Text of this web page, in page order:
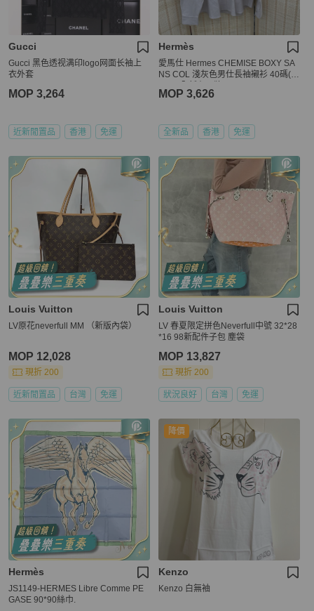
Gucci
Gucci 黑色透视满印logo网面长袖上
衣外套
MOP 3,264
近新閒置品 香港 免運
Hermès
愛馬仕 Hermes CHEMISE BOXY SA
NS COL 淺灰色男仕長袖襯衫 40碼(1
MOP 3,626
全新品 香港 免運
Louis Vuitton
LV原花neverfull MM （新版內袋）
MOP 12,028
現折 200
近新閒置品 台灣 免運
Louis Vuitton
LV 春夏限定拼色Neverfull中號 32*28
*16 98新配件子包 塵袋
MOP 13,827
現折 200
狀況良好 台灣 免運
Hermès
JS1149-HERMES Libre Comme PE
GASE 90*90絲巾.
降價
Kenzo
Kenzo 白無袖